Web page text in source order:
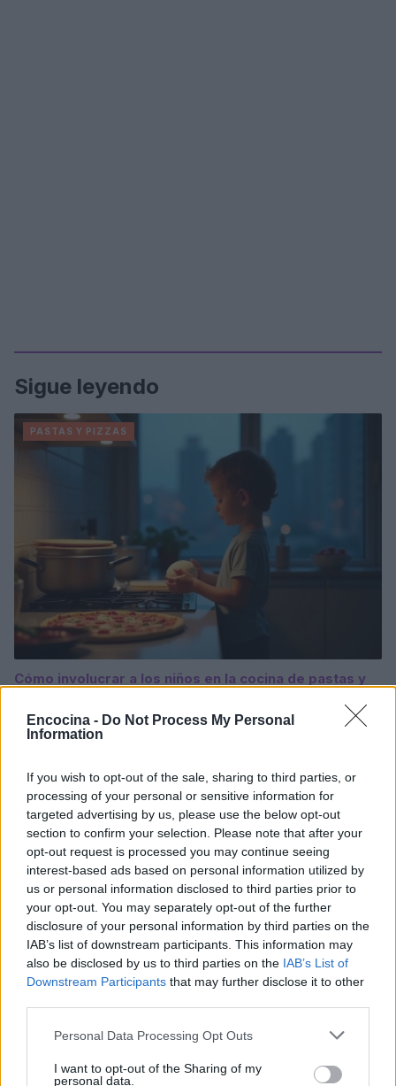
Encocina - Do Not Process My Personal
Information
If you wish to opt-out of the sale, sharing to third parties, or
processing of your personal or sensitive information for
targeted advertising by us, please use the below opt-out
section to confirm your selection. Please note that after your
opt-out request is processed you may continue seeing
interest-based ads based on personal information utilized by
us or personal information disclosed to third parties prior to
your opt-out. You may separately opt-out of the further
disclosure of your personal information by third parties on the
IAB’s list of downstream participants. This information may
also be disclosed by us to third parties on the IAB’s List of
Downstream Participants that may further disclose it to other
Please note that this website/app uses one or more Google
not limited to your visit or usage behaviour. You may click to
Personal Data Processing Opt Outs
I want to opt-out of the Sharing of my
personal data.
Sigue leyendo
PASTAS Y PIZZAS
Cómo involucrar a los niños en la cocina de pastas y
Diego Romero · 7 Ago 2026
Diego Romero · 6 Ago 2026
PASTAS Y PIZZAS